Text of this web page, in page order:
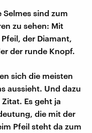
sind zum
zu sehen: Mit
der Diamant,
der runde Knopf.
sich die meisten
aussieht. Und dazu
Es geht ja
die mit der
Pfeil steht da zum